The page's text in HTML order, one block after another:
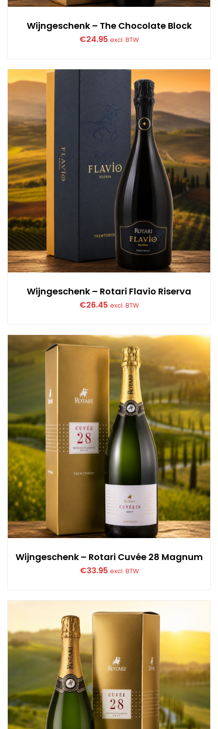
Wijngeschenk – The Chocolate Block
€24.95 excl. BTW
Wijngeschenk – Rotari Flavio Riserva
€26.45 excl. BTW
Wijngeschenk – Rotari Cuvée 28 Magnum
€33.95 excl. BTW